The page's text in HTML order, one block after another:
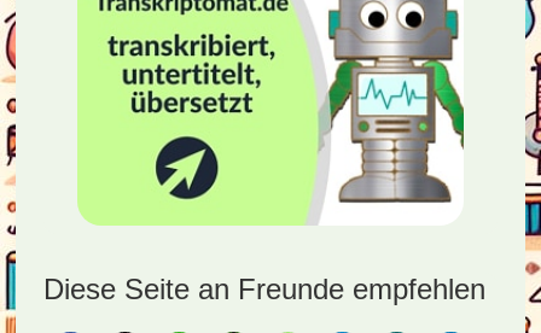
Diese Seite an Freunde empfehlen